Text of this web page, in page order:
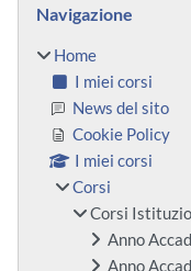
Navigazione
Home
I miei corsi
News del sito
Cookie Policy
I miei corsi
Corsi
Corsi
Anno
Anno